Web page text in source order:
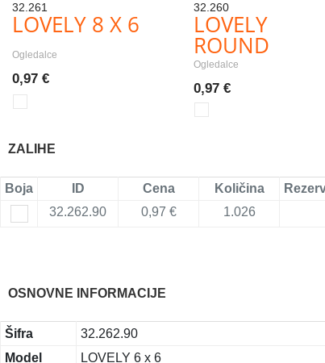
32.261
LOVELY 8 X 6
Ogledalce
0,97 €
32.260
LOVELY
ROUND
Ogledalce
0,97 €
ZALIHE
Boja ID Cena Količina
32.262.90
0,97 € 1.026
OSNOVNE INFORMACIJE
Šifra
32.262.90
Model
LOVELY 6 x 6